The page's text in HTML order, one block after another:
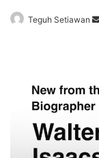
Teguh Setiawan